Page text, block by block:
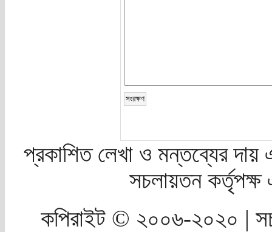
প্রকাশিত লেখা ও মন্তব্যের দায়
সচলায়তন
কপিরাইট © ২০০৬-২০২০ |